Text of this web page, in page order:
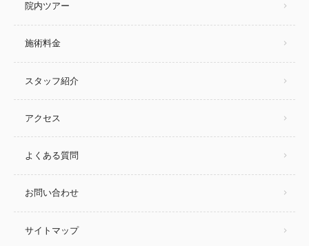
院内ツアー
施術料金
スタッフ紹介
アクセス
よくある質問
お問い合わせ
サイトマップ